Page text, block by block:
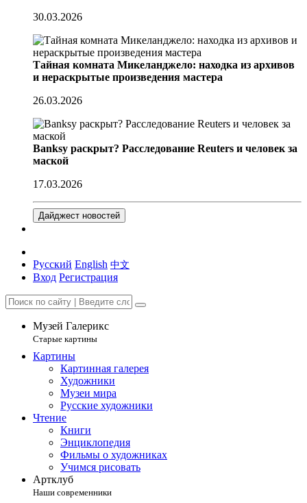
30.03.2026
Тайная комната Микеланджело: находка из архивов
и нераскрытые произведения мастера
26.03.2026
Banksy раскрыт? Расследование Reuters и человек за
маской
17.03.2026
Дайджест новостей
Русский English 中文
Вход Регистрация
Музей Галерикс
Старые картины
Картины
Картинная галерея
Художники
Музеи мира
Русские художники
Чтение
Книги
Энциклопедия
Фильмы о художниках
Учимся рисовать
Артклуб
Наши современники